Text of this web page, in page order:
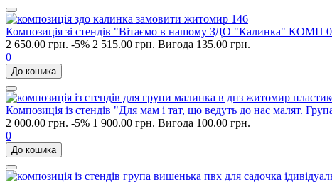
Композиція зі стендів "Вітаємо в нашому ЗДО "Калинка" КОМП
2 650.00 грн. -5% 2 515.00 грн. Вигода 135.00 грн.
0
До кошика
Композиція із стендів "Для мам і тат, що ведуть до нас малят.
2 000.00 грн. -5% 1 900.00 грн. Вигода 100.00 грн.
0
До кошика